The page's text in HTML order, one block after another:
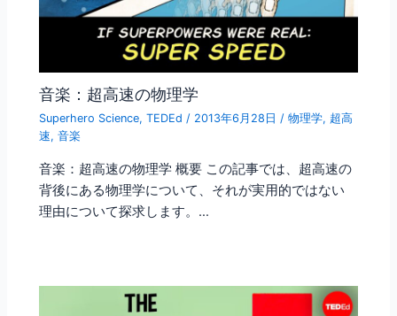
音楽：超高速の物理学
Superhero Science,TEDEd / 2013年6月28日/物理学, 超高
速,音楽
音楽：超高速の物理学 概要 この記事では、超高速の
背後にある物理学について、それが実用的ではない
理由について探求します。…